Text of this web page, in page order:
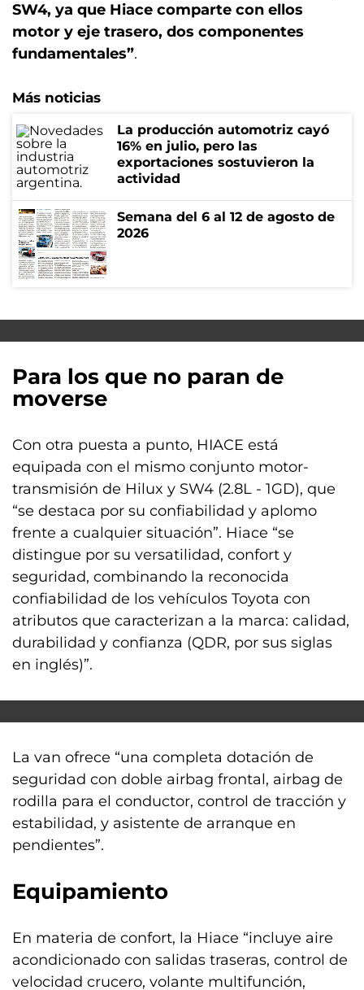
SW4, ya que Hiace comparte con ellos
motor y eje trasero, dos componentes
fundamentales”.
Más noticias
La producción automotriz cayó
16% en julio, pero las
exportaciones sostuvieron la
actividad
Semana del 6 al 12 de agosto de
2026
Para los que no paran de
moverse
Con otra puesta a punto, HIACE está
equipada con el mismo conjunto motor-
transmisión de Hilux y SW4 (2.8L - 1GD), que
“se destaca por su confiabilidad y aplomo
frente a cualquier situación”. Hiace “se
distingue por su versatilidad, confort y
seguridad, combinando la reconocida
confiabilidad de los vehículos Toyota con
atributos que caracterizan a la marca: calidad,
durabilidad y confianza (QDR, por sus siglas
en inglés)”.
La van ofrece “una completa dotación de
seguridad con doble airbag frontal, airbag de
rodilla para el conductor, control de tracción y
estabilidad, y asistente de arranque en
pendientes”.
Equipamiento
En materia de confort, la Hiace “incluye aire
acondicionado con salidas traseras, control de
velocidad crucero, volante multifunción,